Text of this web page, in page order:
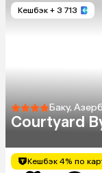
Кешбэк + 3 713
Баку,
Courtyard
Кешбэк 4% по